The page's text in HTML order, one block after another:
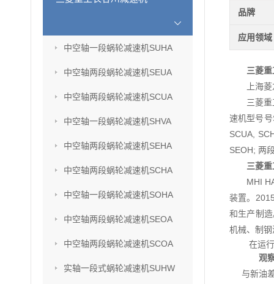
中空轴一段蜗轮减速机SUHA
中空轴两段蜗轮减速机SEUA
中空轴两段蜗轮减速机SCUA
中空轴一段蜗轮减速机SHVA
中空轴两段蜗轮减速机SEHA
中空轴两段蜗轮减速机SCHA
中空轴一段蜗轮减速机SOHA
中空轴两段蜗轮减速机SEOA
中空轴两段蜗轮减速机SCOA
实轴一段式蜗轮减速机SUHW
品牌
应用领域
三菱
上海
三菱
速机型号
SCUA,
SEOH; 两
三菱
MHI
装置。
和生产制
机械、制
在运
观
与新油